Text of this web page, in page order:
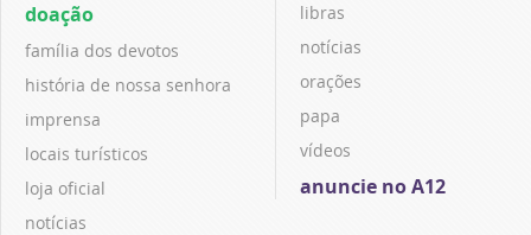
doação
família dos devotos
história de nossa senhora
imprensa
locais turísticos
loja oficial
notícias
libras
notícias
orações
papa
vídeos
anuncie no A12